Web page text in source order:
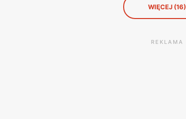
WIĘCEJ (16)
REKLAMA